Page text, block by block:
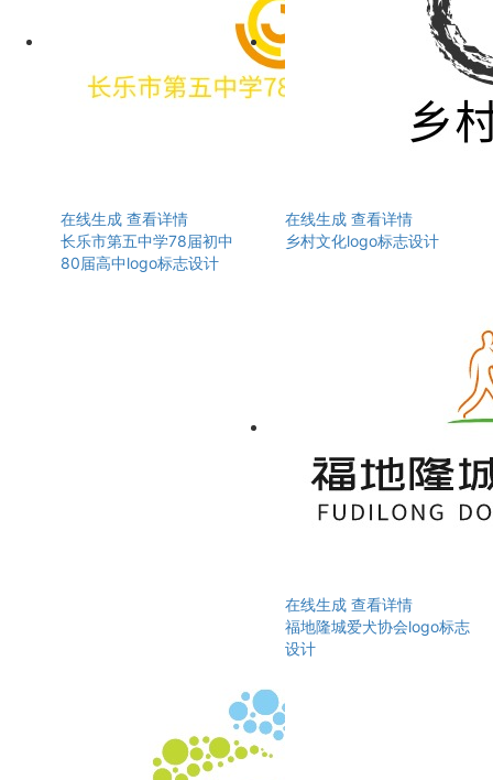
在线生成 查看详情
长乐市第五中学78届初中
80届高中logo标志设计
在线生成 查看详情
乡村文化logo标志设计
在线生成 查看详情
福地隆城爱犬协会logo标志
设计